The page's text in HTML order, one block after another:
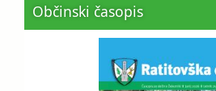
Občinski časopis